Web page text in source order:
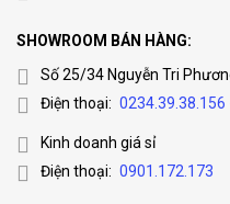
SHOWROOM BÁN HÀNG:
Số 25/34 Nguyễn Tri
Điện thoại: 0234.39.38.156
Kinh doanh giá sỉ
Điện thoại: 0901.172.173